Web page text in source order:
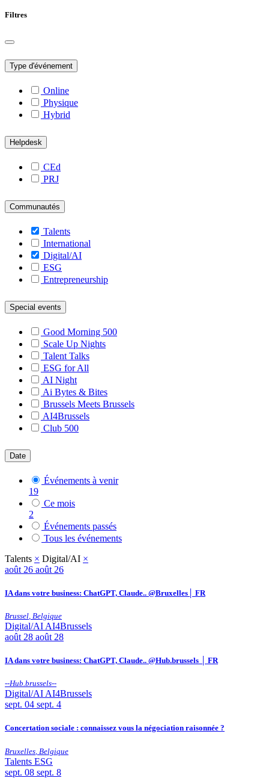
Filtres
Type d'événement
Online
Physique
Hybrid
Helpdesk
CEd
PRJ
Communautés
Talents
International
Digital/AI
ESG
Entrepreneurship
Special events
Good Morning 500
Scale Up Nights
Talent Talks
ESG for All
AI Night
Ai Bytes & Bites
Brussels Meets Brussels
AI4Brussels
Club 500
Date
Événements à venir
19
Ce mois
2
Événements passés
Tous les événements
Talents × Digital/AI ×
août 26 août 26
IA dans votre business: ChatGPT, Claude.. @Bruxelles│ FR
Brussel Belgique
Digital/AI AI4Brussels
août 28 août 28
IA dans votre business: ChatGPT, Claude.. @Hub.brussels │ FR
--Hub.brussels--
Digital/AI AI4Brussels
sept. 04 sept. 4
Concertation sociale : connaissez vous la négociation raisonnée ?
Bruxelles Belgique
Talents ESG
sept. 08 sept. 8